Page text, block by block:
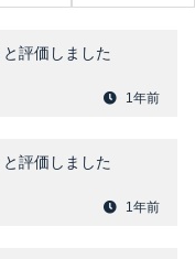
と評価しました
1年前
と評価しました
1年前